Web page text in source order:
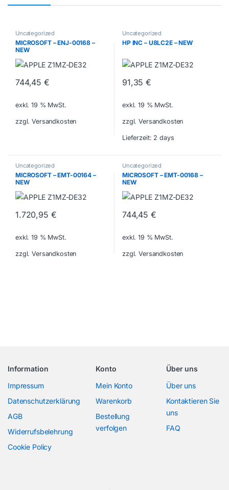
Uncategorized
MICROSOFT – ENJ-00168 –
NEW
744,45€
exkl. 19 % MwSt.
zzgl. Versandkosten
Uncategorized
HP INC – U8LC2E – NEW
91,35€
exkl. 19 % MwSt.
zzgl. Versandkosten
Lieferzeit: 2 days
Uncategorized
MICROSOFT – EMT-00164 –
NEW
1.720,95 €
exkl. 19 % MwSt.
zzgl. Versandkosten
Uncategorized
MICROSOFT – EMT-00168 –
NEW
744,45€
exkl. 19 % MwSt.
zzgl. Versandkosten
Information
Impressum
Datenschutzerklärung
AGB
Widerrufsbelehrung
Cookie Policy
Konto
Mein Konto
Warenkorb
Bestellung
verfolgen
Über uns
Über uns
Kontaktieren Sie
uns
FAQ